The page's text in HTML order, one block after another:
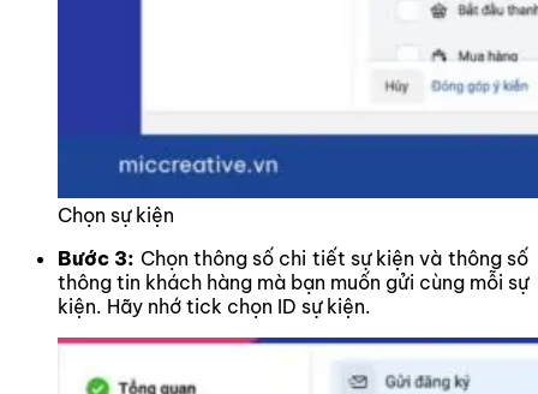
Chọn sự kiện
Bước 3: Chọn thông số chi tiết sự kiện và thông số
thông tin khách hàng mà bạn muốn gửi cùng mỗi sự
kiện. Hãy nhớ tick chọn ID sự kiện.